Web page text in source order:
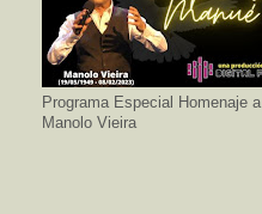
Programa Especial Homenaje a
Manolo Vieira